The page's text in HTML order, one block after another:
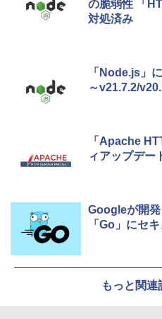
レージ、
整、色調
の脆弱性 「
対処済み
「Node.js」
～v21.7.2/
「Apache
ィアップデー
Googleが開
「Go」にセ
もっと関連